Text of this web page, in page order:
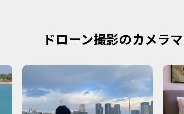
ドローン撮影のカメラ